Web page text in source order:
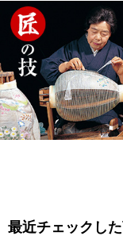
最近チェックし